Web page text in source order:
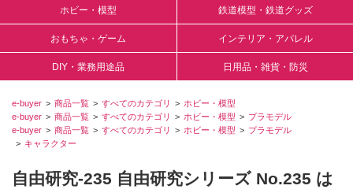
ホビー・模型 鉄道模型・鉄道グッズ
おもちゃ・ゲーム インテリア・アパレル
DIY・業務用途品 日用品・雑貨・防災
e-buyer 商品一覧 すべてのカテゴリ
ホビー・模型
e-buyer
商品一覧 すべてのカテゴリ ホビー・模型
プラモデル
e-buyer
商品一覧 すべてのカテゴリ ホビー・模型
プラモデル
キャラクター
自由研究-235 自由研究シリーズ No.235 は